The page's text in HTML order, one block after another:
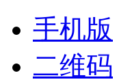
手机版
二维码